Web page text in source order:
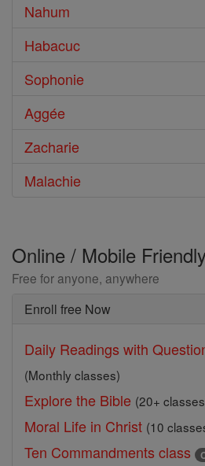
Nahum
Habacuc
Sophonie
Aggée
Zacharie
Malachie
Online / Mobile
Free for anyone, anywhere
Enroll free Now
Daily Readings with
(Monthly classes)
Explore the Bible (20+
Moral Life in Christ (10
Ten Commandments class